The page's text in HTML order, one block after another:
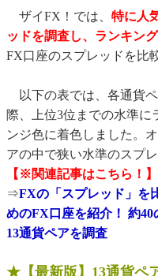
ザイFX！では、 特に人
ッドを調査し、ランキン
FX口座のスプレッドを比
以下の表では、各通貨
際、上位3位までの水準に
ンジ色に着色しました。
アの中で狭い水準のスプ
【※関連記事はこちら！】
⇒FXの「スプレッド」を
めのFX口座を紹介！ 約
13通貨ペアを調査
★【最新版】13通貨ペ